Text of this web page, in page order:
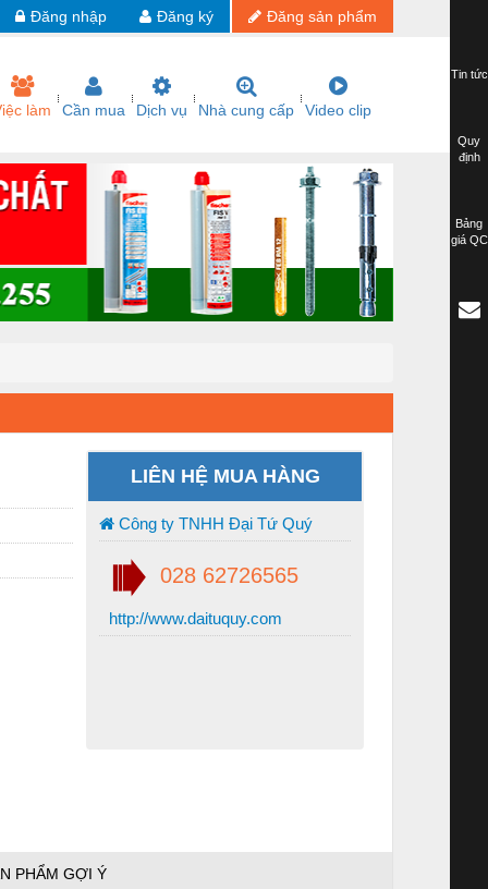
Đăng sản phẩm
Đăng ký
Đăng nhập
làm Cần mua Dịch vụ Nhà cung cấp Video clip
LIÊN HỆ MUA HÀNG
Công ty TNHH Đại Tứ Quý
028 62726565
http://www.daituquy.com
PHẨM GỢI Ý
Tin tức
Quy
định
Bảng
giá QC